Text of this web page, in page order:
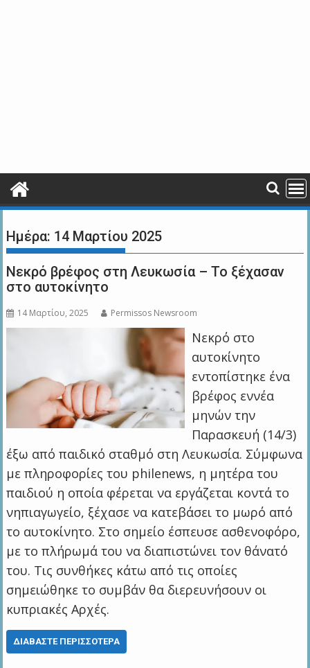
Ημέρα: 14 Μαρτίου 2025
Νεκρό βρέφος στη Λευκωσία – Το ξέχασαν
στο αυτοκίνητο
14 Μαρτίου, 2025 Permissos Newsroom
Νεκρό στο
αυτοκίνητο
εντοπίστηκε ένα
βρέφος εννέα
μηνών την
Παρασκευή (14/3)
έξω από παιδικό σταθμό στη Λευκωσία. Σύμφωνα
με πληροφορίες του philenews, η μητέρα του
παιδιού η οποία φέρεται να εργάζεται κοντά το
νηπιαγωγείο, ξέχασε να κατεβάσει το μωρό από
το αυτοκίνητο. Στο σημείο έσπευσε ασθενοφόρο,
με το πλήρωμά του να διαπιστώνει τον θάνατό
του. Τις συνθήκες κάτω από τις οποίες
σημειώθηκε το συμβάν θα διερευνήσουν οι
κυπριακές Αρχές.
ΔΙΑΒΆΣΤΕ ΠΕΡΙΣΣΌΤΕΡΑ